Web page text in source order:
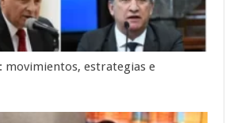
estrategias e